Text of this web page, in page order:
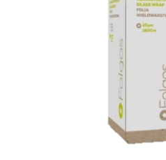
Pozostałe rolnicze
Kostka brukowa